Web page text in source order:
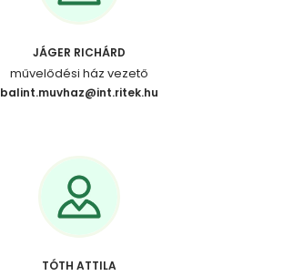
JÁGER RICHÁRD
művelődési ház vezető
balint.muvhaz@int.ritek.hu
TÓTH ATTILA